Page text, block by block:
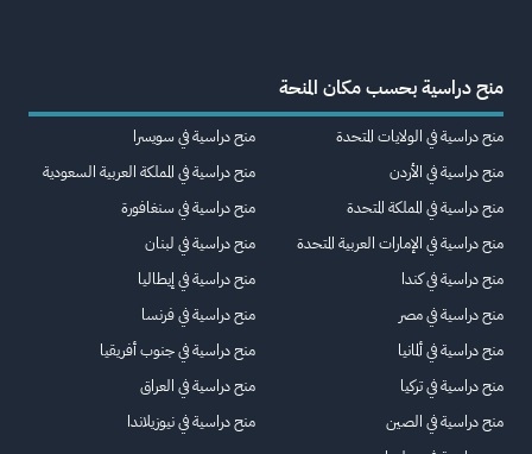
منح دراسية بحسب مكان المنحة
منح دراسية في الولايات المتحدة
منح دراسية في الأردن
منح دراسية في المملكة المتحدة
منح دراسية في الإمارات العربية المتحدة
منح دراسية في كندا
منح دراسية في مصر
منح دراسية في ألمانيا
منح دراسية في تركيا
منح دراسية في الصين
منح دراسية في سويسرا
منح دراسية في المملكة العربية السعودية
منح دراسية في سنغافورة
منح دراسية في لبنان
منح دراسية في إيطاليا
منح دراسية في فرنسا
منح دراسية في جنوب أفريقيا
منح دراسية في العراق
منح دراسية في نيوزيلاندا